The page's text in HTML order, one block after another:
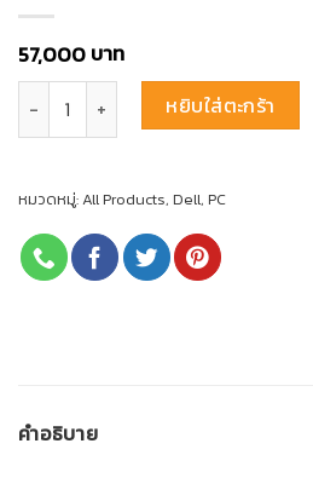
57,000บาท
จำนวน Dell Pro Micro Plus QBM1250
หยิบใส่ตะกร้า
หมวดหมู่:All Products, Dell, PC
คำอธิบาย